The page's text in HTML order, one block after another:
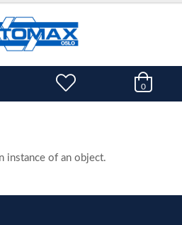
0
instance of an object.